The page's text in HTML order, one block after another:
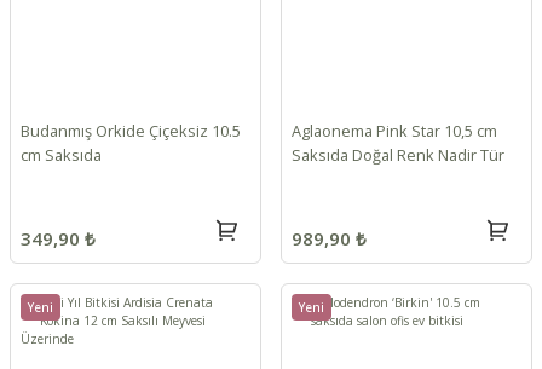
Budanmış Orkide Çiçeksiz 10.5
cm Saksıda
349,90 ₺
Aglaonema Pink Star 10,5 cm
Saksıda Doğal Renk Nadir Tür
989,90 ₺
Yeni Yeni